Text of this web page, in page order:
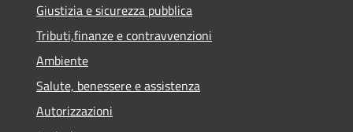
Giustizia e sicurezza pubblica
Tributi,finanze e contravvenzioni
Ambiente
Salute, benessere e assistenza
Autorizzazioni